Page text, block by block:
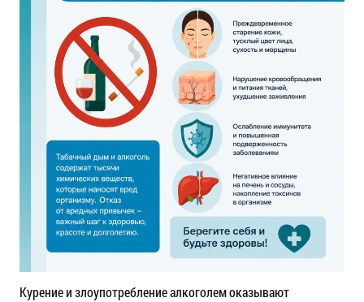
Курение и злоупотребление алкоголем оказывают